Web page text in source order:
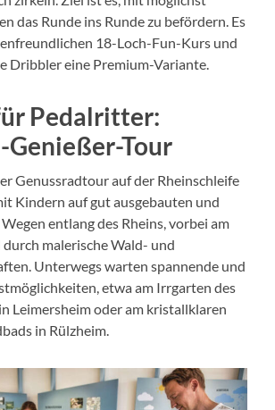
das Runde ins Runde zu befördern. Es
18-Loch-Fun-Kurs und
Dribbler eine Premium-Variante.
Pedalritter:
Genießer-Tour
Genussradtour auf der Rheinschleife
Kindern auf gut ausgebauten und
entlang des Rheins, vorbei am
malerische Wald- und
Unterwegs warten spannende und
etwa am Irrgarten des
Leimersheim oder am kristallklaren
in Rülzheim.